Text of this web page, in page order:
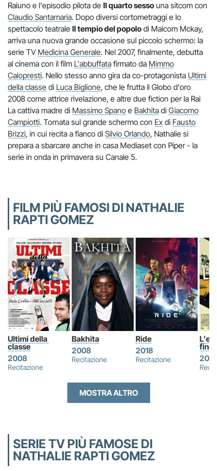
Raiuno e l'episodio pilota de Il quarto sesso una sitcom con
Claudio Santamaria. Dopo diversi cortometraggi e lo
spettacolo teatrale Il tempio del popolo di Malcom Mckay,
arriva una nuova grande occasione sul piccolo schermo: la
serie TV Medicina Generale. Nel 2007, finalmente, debutta
al cinema con il film L'abbuffata firmato da Mimmo
Calopresti. Nello stesso anno gira da co-protagonista Ultimi
della classe di Luca Biglione, che le frutta il Globo d'oro
2008 come attrice rivelazione, e altre due fiction per la Rai
La cattiva madre di Massimo Spano e Bakhita di Giacomo
Campiotti. Tornata sul grande schermo con Ex di Fausto
Brizzi, in cui recita a fianco di Silvio Orlando, Nathalie si
prepara a sbarcare anche in casa Mediaset con Piper - la
serie in onda in primavera su Canale 5.
FILM PIÙ FAMOSI DI NATHALIE
RAPTI GOMEZ
Ultimi della
classe
2008
Recitazione
Bakhita
2008
Recitazione
Ride
2018
Recitazione
2013
MOSTRA ALTRO
SERIE TV PIÙ FAMOSE DI
NATHALIE RAPTI GOMEZ